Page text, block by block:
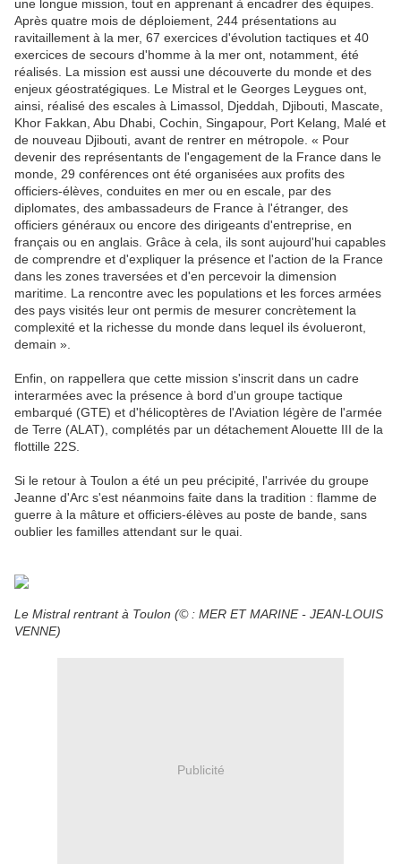
une longue mission, tout en apprenant à encadrer des équipes.
Après quatre mois de déploiement, 244 présentations au
ravitaillement à la mer, 67 exercices d'évolution tactiques et 40
exercices de secours d'homme à la mer ont, notamment, été
réalisés. La mission est aussi une découverte du monde et des
enjeux géostratégiques. Le Mistral et le Georges Leygues ont,
ainsi, réalisé des escales à Limassol, Djeddah, Djibouti, Mascate,
Khor Fakkan, Abu Dhabi, Cochin, Singapour, Port Kelang, Malé et
de nouveau Djibouti, avant de rentrer en métropole. « Pour
devenir des représentants de l'engagement de la France dans le
monde, 29 conférences ont été organisées aux profits des
officiers-élèves, conduites en mer ou en escale, par des
diplomates, des ambassadeurs de France à l'étranger, des
officiers généraux ou encore des dirigeants d'entreprise, en
français ou en anglais. Grâce à cela, ils sont aujourd'hui capables
de comprendre et d'expliquer la présence et l'action de la France
dans les zones traversées et d'en percevoir la dimension
maritime. La rencontre avec les populations et les forces armées
des pays visités leur ont permis de mesurer concrètement la
complexité et la richesse du monde dans lequel ils évolueront,
demain ».
Enfin, on rappellera que cette mission s'inscrit dans un cadre
interarmées avec la présence à bord d'un groupe tactique
embarqué (GTE) et d'hélicoptères de l'Aviation légère de l'armée
de Terre (ALAT), complétés par un détachement Alouette III de la
flottille 22S.
Si le retour à Toulon a été un peu précipité, l'arrivée du groupe
Jeanne d'Arc s'est néanmoins faite dans la tradition : flamme de
guerre à la mâture et officiers-élèves au poste de bande, sans
oublier les familles attendant sur le quai.
Le Mistral rentrant à Toulon (© : MER ET MARINE - JEAN-LOUIS
VENNE)
Publicité